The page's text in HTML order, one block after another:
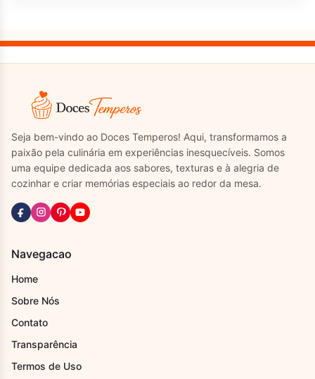
Seja bem-vindo ao Doces Temperos! Aqui, transformamos a
paixão pela culinária em experiências inesquecíveis. Somos
uma equipe dedicada aos sabores, texturas e à alegria de
cozinhar e criar memórias especiais ao redor da mesa.
Navegacao
Home
Sobre Nós
Contato
Transparência
Termos de Uso